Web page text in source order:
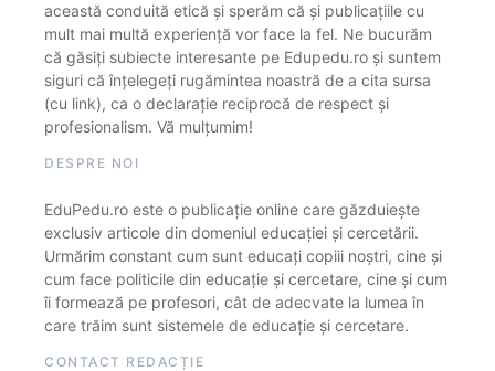
această conduită etică și sperăm că și publicațiile cu
mult mai multă experiență vor face la fel. Ne bucurăm
că găsiți subiecte interesante pe Edupedu.ro și suntem
siguri că înțelegeți rugămintea noastră de a cita sursa
(cu link), ca o declarație reciprocă de respect și
profesionalism. Vă mulțumim!
DESPRE NOI
EduPedu.ro este o publicație online care găzduiește
exclusiv articole din domeniul educației și cercetării.
Urmărim constant cum sunt educați copiii noștri, cine și
cum face politicile din educație și cercetare, cine și cum
îi formează pe profesori, cât de adecvate la lumea în
care trăim sunt sistemele de educație și cercetare.
CONTACT REDACȚIE